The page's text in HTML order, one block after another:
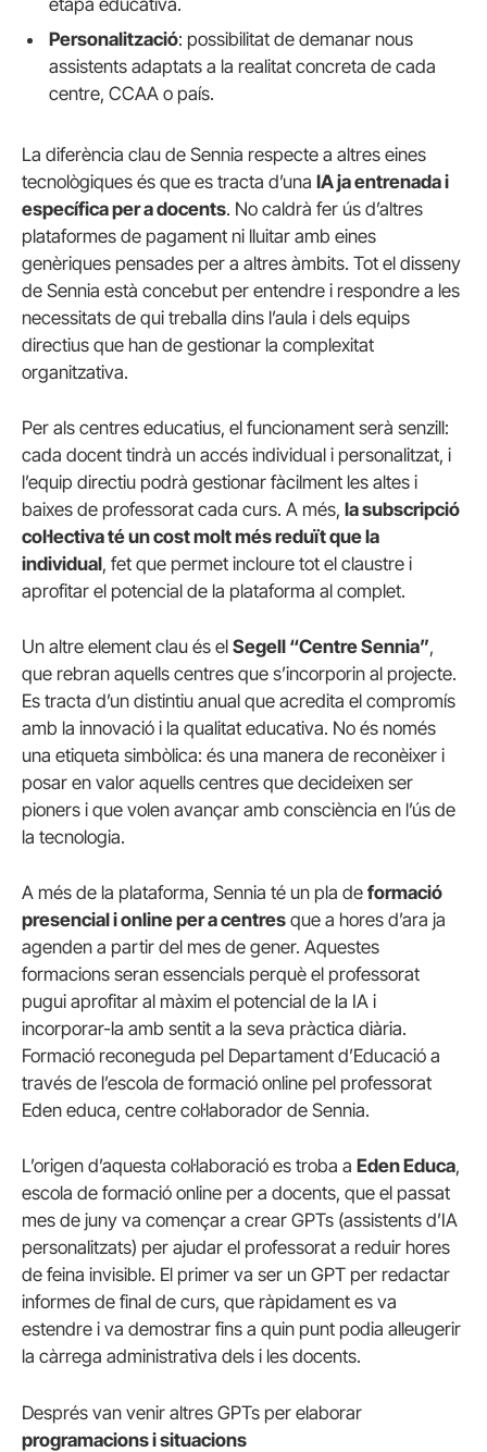
Personalització: possibilitat de demanar nous
assistents adaptats a la realitat concreta de cada
centre, CCAA o país.
La diferència clau de Sennia respecte a altres eines
tecnològiques és que es tracta d’una IA ja entrenada i
específica per a docents. No caldrà fer ús d’altres
plataformes de pagament ni lluitar amb eines
genèriques pensades per a altres àmbits. Tot el disseny
de Sennia està concebut per entendre i respondre a les
necessitats de qui treballa dins l’aula i dels equips
directius que han de gestionar la complexitat
organitzativa.
Per als centres educatius, el funcionament serà senzill:
cada docent tindrà un accés individual i personalitzat, i
l’equip directiu podrà gestionar fàcilment les altes i
baixes de professorat cada curs. A més, la subscripció
col·lectiva té un cost molt més reduït que la
individual, fet que permet incloure tot el claustre i
aprofitar el potencial de la plataforma al complet.
Un altre element clau és el Segell “Centre Sennia”,
que rebran aquells centres que s’incorporin al projecte.
Es tracta d’un distintiu anual que acredita el compromís
amb la innovació i la qualitat educativa. No és només
una etiqueta simbòlica: és una manera de reconèixer i
posar en valor aquells centres que decideixen ser
pioners i que volen avançar amb consciència en l’ús de
la tecnologia.
A més de la plataforma, Sennia té un pla de formació
presencial i online per a centres que a hores d’ara ja
agenden a partir del mes de gener. Aquestes
formacions seran essencials perquè el professorat
pugui aprofitar al màxim el potencial de la IA i
incorporar-la amb sentit a la seva pràctica diària.
Formació reconeguda pel Departament d’Educació a
través de l’escola de formació online pel professorat
Eden educa, centre col·laborador de Sennia.
L’origen d’aquesta col·laboració es troba a Eden Educa,
escola de formació online per a docents, que el passat
mes de juny va començar a crear GPTs (assistents d’IA
personalitzats) per ajudar el professorat a reduir hores
de feina invisible. El primer va ser un GPT per redactar
informes de final de curs, que ràpidament es va
estendre i va demostrar fins a quin punt podia alleugerir
la càrrega administrativa dels i les docents.
Després van venir altres GPTs per elaborar
programacions i situacions